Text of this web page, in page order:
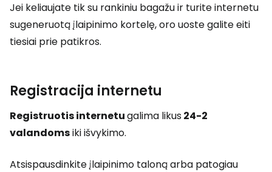
Jei keliaujate tik su rankiniu bagažu ir turite internetu
sugeneruotą įlaipinimo kortelę, oro uoste galite eiti
tiesiai prie patikros.
Registracija internetu
Registruotis internetugalima likus24-2
valandomsiki išvykimo.
Atsispausdinkite įlaipinimo taloną arba patogiau